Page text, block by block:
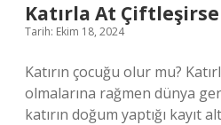
Katırla At
Tarih: Ekim 18, 2024
Katırın çocuğu olur mu?
olmalarına rağmen dünya
katırın doğum yaptığı kayıt